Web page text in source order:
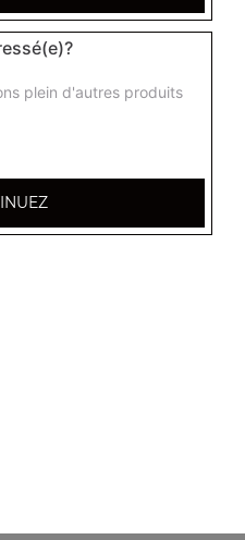
plein d'autres produits